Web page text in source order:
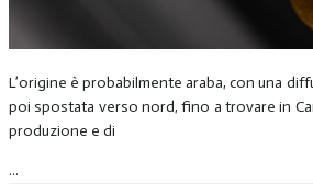
L’origine è probabilmente araba, con una
poi spostata verso nord, fino a trovare in
produzione e di
...